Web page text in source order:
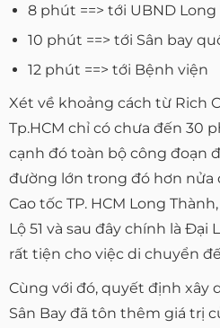
8 phút ==> tới UBND Long
10 phút ==> tới Sân bay
12 phút ==> tới Bệnh viện
Xét về khoảng cách từ Rich
Tp.HCM chỉ có chưa đến 30
cạnh đó toàn bộ công đoạn
đường lớn trong đó hơn nửa
Cao tốc TP. HCM Long
Lộ 51 và sau đây chính là Đại
rất tiện cho việc di chuyển
Cùng với đó, quyết định xây
Sân Bay đã tôn thêm giá trị